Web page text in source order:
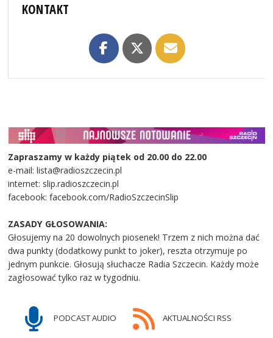
KONTAKT
Zapraszamy w każdy piątek od 20.00 do 22.00
e-mail: lista@radioszczecin.pl
internet: slip.radioszczecin.pl
facebook: facebook.com/RadioSzczecinSlip
ZASADY GŁOSOWANIA:
Głosujemy na 20 dowolnych piosenek! Trzem z nich można dać
dwa punkty (dodatkowy punkt to joker), reszta otrzymuje po
jednym punkcie. Głosują słuchacze Radia Szczecin. Każdy może
zagłosować tylko raz w tygodniu.
PODCAST AUDIO AKTUALNOŚCI RSS